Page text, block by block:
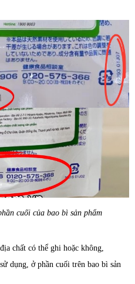
cuối của bao bì sản phẩm
chất có thể ghi hoặc không,
dụng, ở phần cuối trên bao bì sản